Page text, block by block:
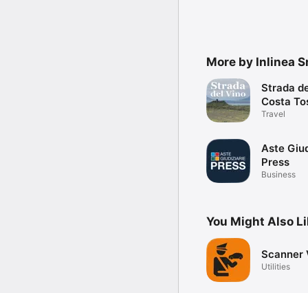
More by Inlinea
Strada
Costa
Travel
Aste
Press
Business
You Might Also
Scanner
Utilities